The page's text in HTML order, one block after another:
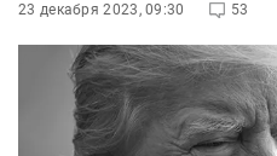
23 декабря 2023, 09:30 53